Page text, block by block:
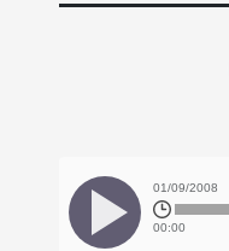
01/09/2008
00:00